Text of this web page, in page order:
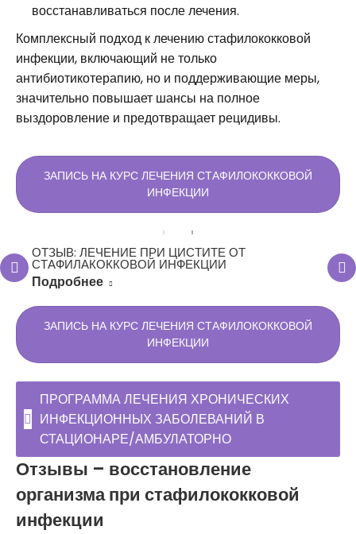
восстанавливаться после лечения.
Комплексный подход к лечению стафилококковой
инфекции, включающий не только
антибиотикотерапию, но и поддерживающие меры,
значительно повышает шансы на полное
выздоровление и предотвращает рецидивы.
ЗАПИСЬ НА КУРС ЛЕЧЕНИЯ СТАФИЛОКОККОВОЙ
ИНФЕКЦИИ
ОТЗЫВ: ЛЕЧЕНИЕ ПРИ ЦИСТИТЕ ОТ
СТАФИЛАКОККОВОЙ ИНФЕКЦИИ
Подробнее
ЗАПИСЬ НА КУРС ЛЕЧЕНИЯ СТАФИЛОКОККОВОЙ
ИНФЕКЦИИ
ПРОГРАММА ЛЕЧЕНИЯ ХРОНИЧЕСКИХ
ИНФЕКЦИОННЫХ ЗАБОЛЕВАНИЙ В
СТАЦИОНАРЕ/АМБУЛАТОРНО
Отзывы – восстановление
организма при стафилококковой
инфекции